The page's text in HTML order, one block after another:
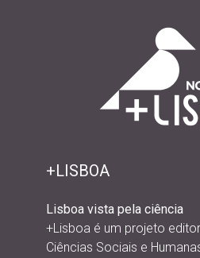
+LISBOA
Lisboa vista pela ciência
+Lisboa é um projeto
Ciências Sociais e